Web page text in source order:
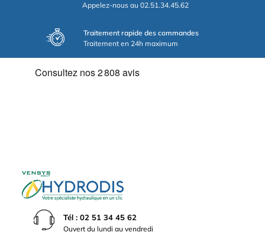
Appelez-nous au 02.51.34.45.62
Traitement rapide des commandes
Traitement en 24h maximum
Tél : 02 51 34 45 62
Ouvert du lundi au vendredi